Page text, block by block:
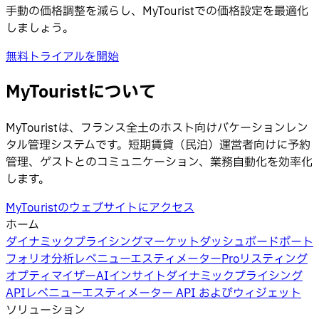
手動の価格調整を減らし、MyTouristでの価格設定を最適化
しましょう。
無料トライアルを開始
MyTouristについて
MyTouristは、フランス全土のホスト向けバケーションレン
タル管理システムです。短期賃貸（民泊）運営者向けに予約
管理、ゲストとのコミュニケーション、業務自動化を効率化
します。
MyTouristのウェブサイトにアクセス
ホーム
ダイナミックプライシングマーケットダッシュボードポート
フォリオ分析レベニューエスティメーターProリスティング
オプティマイザーAIインサイトダイナミックプライシング
APIレベニューエスティメーター API およびウィジェット
ソリューション